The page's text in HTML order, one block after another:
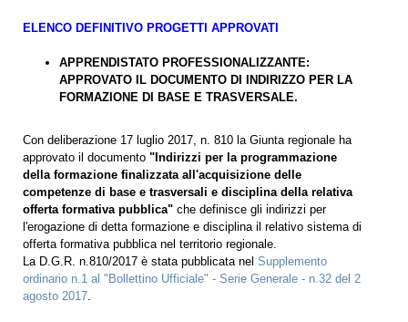
ELENCO DEFINITIVO PROGETTI APPROVATI
APPRENDISTATO PROFESSIONALIZZANTE:
APPROVATO IL DOCUMENTO DI INDIRIZZO PER LA
FORMAZIONE DI BASE E TRASVERSALE.
Con deliberazione 17 luglio 2017, n. 810 la Giunta regionale ha
approvato il documento "Indirizzi per la programmazione
della formazione finalizzata all'acquisizione delle
competenze di base e trasversali e disciplina della relativa
offerta formativa pubblica" che definisce gli indirizzi per
l'erogazione di detta formazione e disciplina il relativo sistema di
offerta formativa pubblica nel territorio regionale.
La D.G.R. n.810/2017 è stata pubblicata nel Supplemento
ordinario n.1 al "Bollettino Ufficiale" - Serie Generale - n.32 del 2
agosto 2017